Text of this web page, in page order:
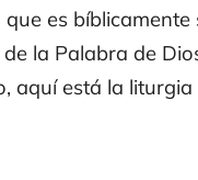
es bíblicamente
la Palabra de
aquí está la